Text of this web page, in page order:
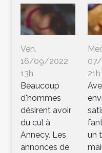
Ven.
16/09/2022
13h
Beaucoup
d'hommes
désirent avoir
du cul à
Annecy. Les
annonces de
Mer.
21h
un